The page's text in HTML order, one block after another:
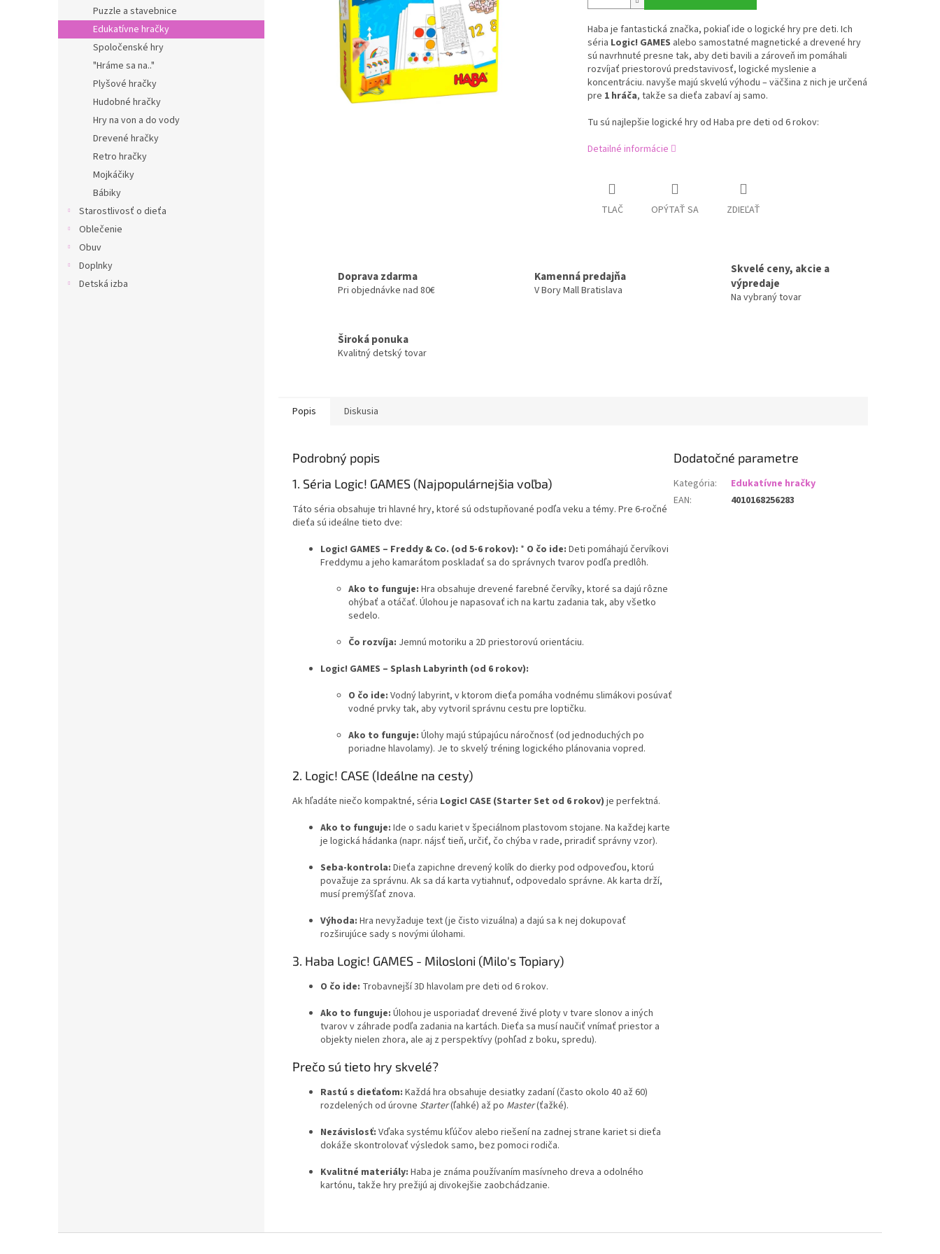
Puzzle a stavebnice
Edukatívne hračky
Spoločenské hry
"Hráme sa na.."
Plyšové hračky
Hudobné hračky
Hry na von a do vody
Drevené hračky
Retro hračky
Mojkáčiky
Bábiky
Starostlivosť o dieťa
Oblečenie
Obuv
Doplnky
Detská izba
Haba je fantastická značka, pokiaľ ide o logické hry pre deti. Ich
séria Logic! GAMES alebo samostatné magnetické a drevené hry
sú navrhnuté presne tak, aby deti bavili a zároveň im pomáhali
rozvíjať priestorovú predstavivosť, logické myslenie a
koncentráciu. navyše majú skvelú výhodu – väčšina z nich je určená
pre 1 hráča, takže sa dieťa zabaví aj samo.
Tu sú najlepšie logické hry od Haba pre deti od 6 rokov:
Detailné informácie
TLAČ OPÝTAŤ SA ZDIEĽAŤ
Doprava zdarma
Pri objednávke nad 80€
Kamenná predajňa
V Bory Mall Bratislava
Skvelé ceny, akcie a
výpredaje
Na vybraný tovar
Široká ponuka
Kvalitný detský tovar
Popis Diskusia
Podrobný popis
1. Séria Logic! GAMES (Najpopulárnejšia voľba)
Táto séria obsahuje tri hlavné hry, ktoré sú odstupňované podľa veku a témy. Pre 6-ročné
dieťa sú ideálne tieto dve:
Logic! GAMES – Freddy & Co. (od 5-6 rokov): * O čo ide: Deti pomáhajú červíkovi
Freddymu a jeho kamarátom poskladať sa do správnych tvarov podľa predlôh.
Ako to funguje: Hra obsahuje drevené farebné červíky, ktoré sa dajú rôzne
ohýbať a otáčať. Úlohou je napasovať ich na kartu zadania tak, aby všetko
sedelo.
Čo rozvíja: Jemnú motoriku a 2D priestorovú orientáciu.
Logic! GAMES – Splash Labyrinth (od 6 rokov):
O čo ide: Vodný labyrint, v ktorom dieťa pomáha vodnému slimákovi posúvať
vodné prvky tak, aby vytvoril správnu cestu pre loptičku.
Ako to funguje: Úlohy majú stúpajúcu náročnosť (od jednoduchých po
poriadne hlavolamy). Je to skvelý tréning logického plánovania vopred.
2. Logic! CASE (Ideálne na cesty)
Ak hľadáte niečo kompaktné, séria Logic! CASE (Starter Set od 6 rokov) je perfektná.
Ako to funguje: Ide o sadu kariet v špeciálnom plastovom stojane. Na každej karte
je logická hádanka (napr. nájsť tieň, určiť, čo chýba v rade, priradiť správny vzor).
Seba-kontrola: Dieťa zapichne drevený kolík do dierky pod odpoveďou, ktorú
považuje za správnu. Ak sa dá karta vytiahnuť, odpovedalo správne. Ak karta drží,
musí premýšľať znova.
Výhoda: Hra nevyžaduje text (je čisto vizuálna) a dajú sa k nej dokupovať
rozširujúce sady s novými úlohami.
3. Haba Logic! GAMES - Milosloni (Milo's Topiary)
O čo ide: Trobavnejší 3D hlavolam pre deti od 6 rokov.
Ako to funguje: Úlohou je usporiadať drevené živé ploty v tvare slonov a iných
tvarov v záhrade podľa zadania na kartách. Dieťa sa musí naučiť vnímať priestor a
objekty nielen zhora, ale aj z perspektívy (pohľad z boku, spredu).
Prečo sú tieto hry skvelé?
Rastú s dieťaťom: Každá hra obsahuje desiatky zadaní (často okolo 40 až 60)
rozdelených od úrovne Starter(ľahké) až po Master(ťažké).
Nezávislosť: Vďaka systému kľúčov alebo riešení na zadnej strane kariet si dieťa
dokáže skontrolovať výsledok samo, bez pomoci rodiča.
Kvalitné materiály: Haba je známa používaním masívneho dreva a odolného
kartónu, takže hry prežijú aj divokejšie zaobchádzanie.
Dodatočné parametre
Kategória:
Edukatívne hračky
EAN: 4010168256283